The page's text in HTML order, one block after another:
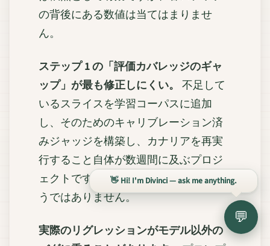
の背後にある数値は当てはまりませ
ん。
ステップ 1 の「評価カバレッジのギャ
ップ」が最も修正しにくい。 不足して
いるスライスを学習コーパスに追加
し、そのためのキャリブレーション済
みジャッジを構築し、カナリアを再実
行すること自体が数週間に及ぶプロジ
ェクトです。診断は速いが、修復はそ
うではありません。
実際のリグレッションがモデル以外の
💬
👋 Hi! I'm Divinci — ask me anything.